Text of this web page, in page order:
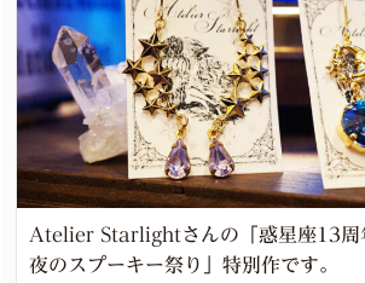
Atelier Starlightさんの「惑星座13周
夜のスプーキー祭り」特別作です。